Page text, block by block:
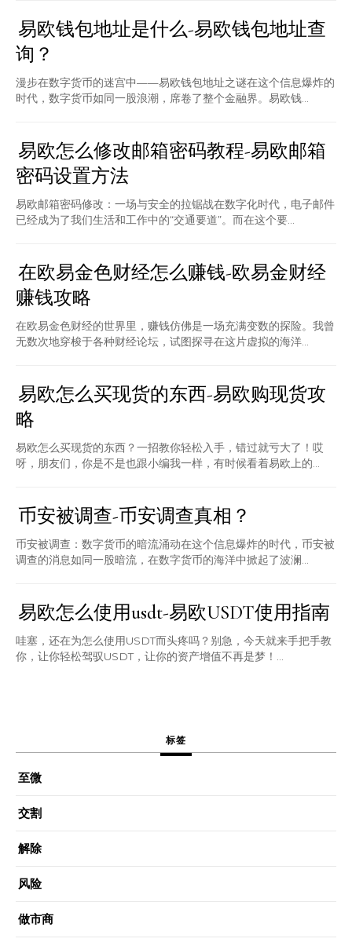
易欧钱包地址是什么-易欧钱包地址查
询？
漫步在数字货币的迷宫中——易欧钱包地址之谜在这个信息爆炸的
时代，数字货币如同一股浪潮，席卷了整个金融界。易欧钱...
易欧怎么修改邮箱密码教程-易欧邮箱
密码设置方法
易欧邮箱密码修改：一场与安全的拉锯战在数字化时代，电子邮件
已经成为了我们生活和工作中的“交通要道”。而在这个要...
在欧易金色财经怎么赚钱-欧易金财经
赚钱攻略
在欧易金色财经的世界里，赚钱仿佛是一场充满变数的探险。我曾
无数次地穿梭于各种财经论坛，试图探寻在这片虚拟的海洋...
易欧怎么买现货的东西-易欧购现货攻
略
易欧怎么买现货的东西？一招教你轻松入手，错过就亏大了！哎
呀，朋友们，你是不是也跟小编我一样，有时候看着易欧上的...
币安被调查-币安调查真相？
币安被调查：数字货币的暗流涌动在这个信息爆炸的时代，币安被
调查的消息如同一股暗流，在数字货币的海洋中掀起了波澜...
易欧怎么使用usdt-易欧USDT使用指南
哇塞，还在为怎么使用USDT而头疼吗？别急，今天就来手把手教
你，让你轻松驾驭USDT，让你的资产增值不再是梦！...
标签
至微
交割
解除
风险
做市商